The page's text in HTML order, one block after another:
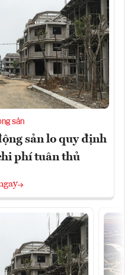
sản
sản lo quy định
phí tuân thủ